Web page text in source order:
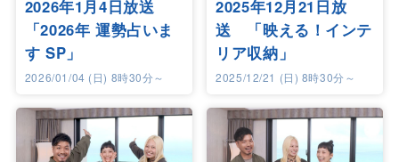
2026年1月4日放送
「2026年 運勢占いま
す SP」
2026/01/04 (日) 8時30分～
2025年12月21日放
送 「映える！インテ
リア収納」
2025/12/21 (日) 8時30分～